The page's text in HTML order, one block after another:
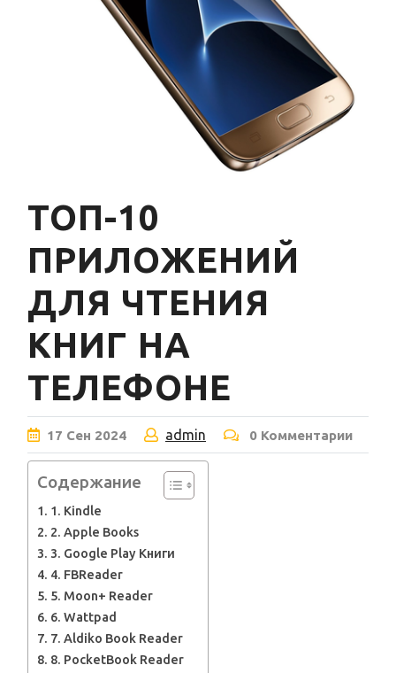
ТОП-10
ПРИЛОЖЕНИЙ
ДЛЯ ЧТЕНИЯ
КНИГ НА
ТЕЛЕФОНЕ
17 Сен 2024 admin 0 Комментарии
Содержание
1. Kindle
2. Apple Books
3. Google Play Книги
4. FBReader
5. Moon+ Reader
6. Wattpad
7. Aldiko Book Reader
8. PocketBook Reader